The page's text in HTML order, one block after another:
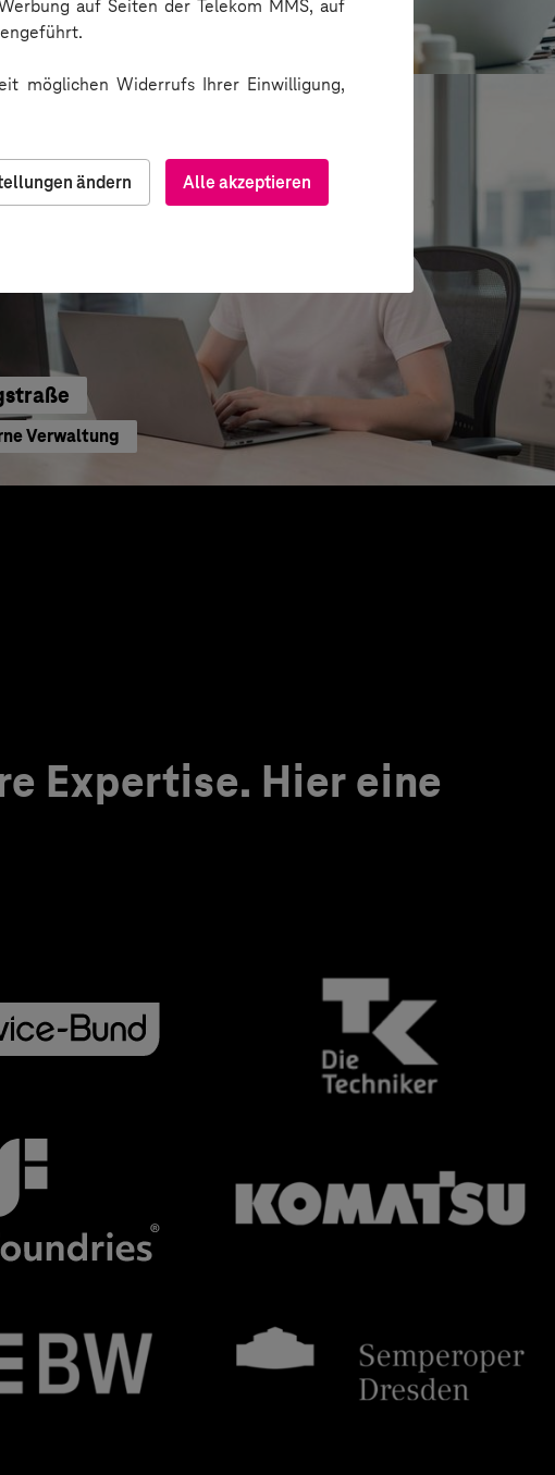
auf Seiten der Telekom MMS, auf
möglichen Widerrufs Ihrer Einwilligung,
Alle akzeptieren
ändern
über Messenger
Verwaltung
Expertise. Hier eine